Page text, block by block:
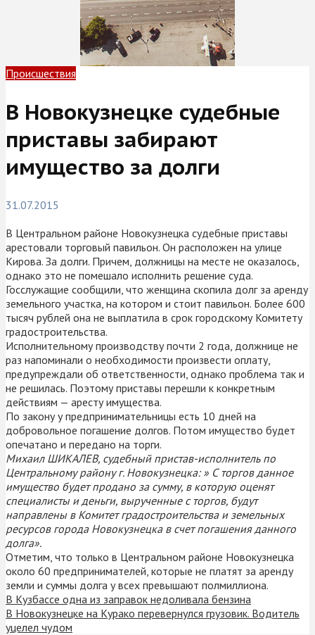
Происшествия
В Новокузнецке судебные
приставы забирают
имущество за долги
31.07.2015
В Центральном районе Новокузнецка судебные приставы
арестовали торговый павильон. Он расположен на улице
Кирова. За долги. Причем, должницы на месте не оказалось,
однако это не помешало исполнить решение суда.
Госслужащие сообщили, что женщина скопила долг за аренду
земельного участка, на котором и стоит павильон. Более 600
тысяч рублей она не выплатила в срок городскому Комитету
градостроительства.
Исполнительному производству почти 2 года, должнице не
раз напоминали о необходимости произвести оплату,
предупреждали об ответственности, однако проблема так и
не решилась. Поэтому приставы перешли к конкретным
действиям — аресту имущества.
По закону у предпринимательницы есть 10 дней на
добровольное погашение долгов. Потом имущество будет
опечатано и передано на торги.
Михаил ШИКАЛЕВ, судебный пристав-исполнитель по
Центральному району г. Новокузнецка: » С торгов данное
имущество будет продано за сумму, в которую оценят
специалисты и деньги, вырученные с торгов, будут
направлены в Комитет градостроительства и земельных
ресурсов города Новокузнецка в счет погашения данного
долга».
Отметим, что только в Центральном районе Новокузнецка
около 60 предпринимателей, которые не платят за аренду
земли и суммы долга у всех превышают полмиллиона.
В Кузбассе одна из заправок недоливала бензина
В Новокузнецке на Курако перевернулся грузовик. Водитель
уцелел чудом